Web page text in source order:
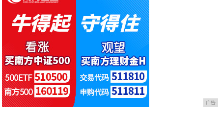
广告